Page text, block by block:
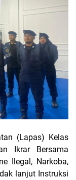
(Lapas) Kelas
Ikrar Bersama
Ilegal, Narkoba,
lanjut Instruksi